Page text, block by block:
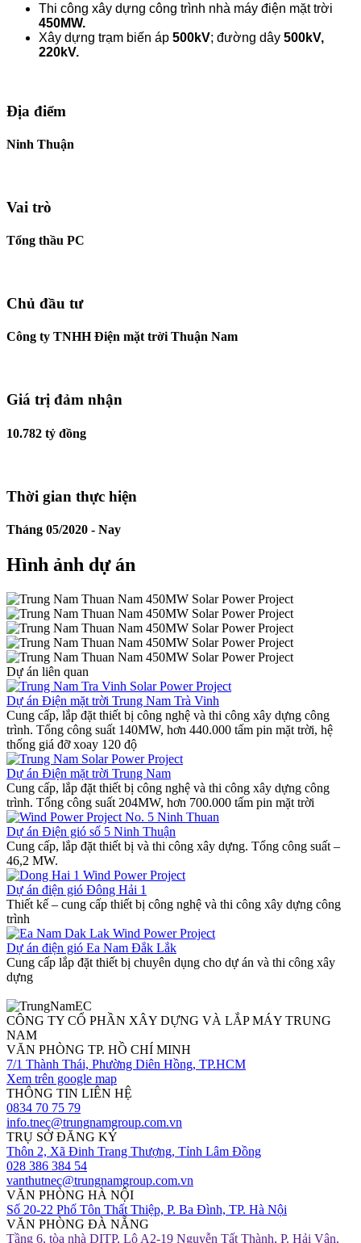
Thi công xây dựng công trình nhà máy điện mặt trời
450MW.
Xây dựng trạm biến áp 500kV; đường dây 500kV,
220kV.
Địa điểm
Ninh Thuận
Vai trò
Tổng thầu PC
Chủ đầu tư
Công ty TNHH Điện mặt trời Thuận Nam
Giá trị đảm nhận
10.782 tỷ đồng
Thời gian thực hiện
Tháng 05/2020 - Nay
Hình ảnh dự án
Dự án liên quan
Dự án Điện mặt trời Trung Nam Trà Vinh
Cung cấp, lắp đặt thiết bị công nghệ và thi công xây dựng công
trình. Tổng công suất 140MW, hơn 440.000 tấm pin mặt trời, hệ
thống giá đỡ xoay 120 độ
Dự án Điện mặt trời Trung Nam
Cung cấp, lắp đặt thiết bị công nghệ và thi công xây dựng công
trình. Tổng công suất 204MW, hơn 700.000 tấm pin mặt trời
Dự án Điện gió số 5 Ninh Thuận
Cung cấp, lắp đặt thiết bị và thi công xây dựng. Tổng công suất –
46,2 MW.
Dự án điện gió Đông Hải 1
Thiết kế – cung cấp thiết bị công nghệ và thi công xây dựng công
trình
Dự án điện gió Ea Nam Đắk Lắk
Cung cấp lắp đặt thiết bị chuyên dụng cho dự án và thi công xây
dựng
CÔNG TY CỔ PHẦN XÂY DỰNG VÀ LẮP MÁY TRUNG
NAM
VĂN PHÒNG TP. HỒ CHÍ MINH
7/1 Thành Thái, Phường Diên Hồng, TP.HCM
Xem trên google map
THÔNG TIN LIÊN HỆ
0834 70 75 79
info.tnec@trungnamgroup.com.vn
TRỤ SỞ ĐĂNG KÝ
Thôn 2, Xã Đinh Trang Thượng, Tỉnh Lâm Đồng
028 386 384 54
vanthutnec@trungnamgroup.com.vn
VĂN PHÒNG HÀ NỘI
Số 20-22 Phố Tôn Thất Thiệp, P. Ba Đình, TP. Hà Nội
VĂN PHÒNG ĐÀ NẴNG
Tầng 6, tòa nhà DITP, Lô A2-19 Nguyễn Tất Thành, P. Hải Vân,